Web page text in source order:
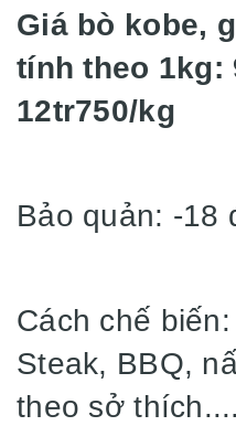
Giá bò kobe,
tính theo 1kg:
12tr750/kg
Bảo quản: -18
Cách chế
Steak, BBQ,
theo sở thích....